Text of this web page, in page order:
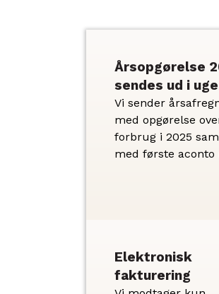
Årsopgørelse
sendes ud i
Vi sender
med opgørelse
forbrug i 2025
med første aconto
Elektronisk
fakturering